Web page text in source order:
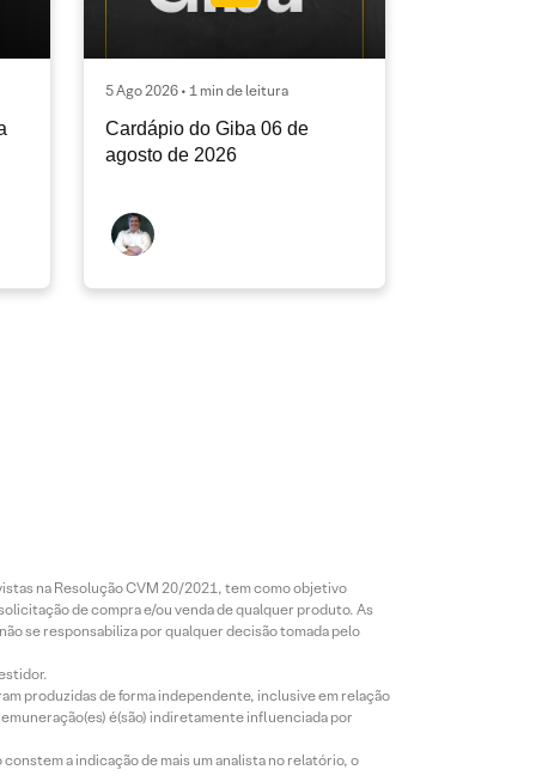
5 Ago 2026 • 1 min de leitura
Cardápio do Giba 06 de
agosto de 2026
na Resolução CVM 20/2021, tem como objetivo
de compra e/ou venda de qualquer produto. As
se responsabiliza por qualquer decisão tomada pelo
produzidas de forma independente, inclusive em relação
é(são) indiretamente influenciada por
a indicação de mais um analista no relatório, o